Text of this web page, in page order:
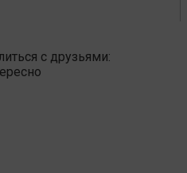
с друзьями: